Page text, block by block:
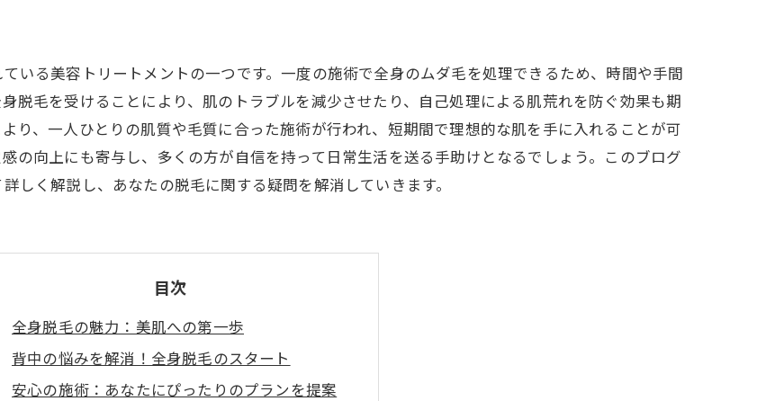
いる美容トリートメントの一つです。一度の施術で全身のムダ毛を処理できるため、時間や手間
脱毛を受けることにより、肌のトラブルを減少させたり、自己処理による肌荒れを防ぐ効果も期
り、一人ひとりの肌質や毛質に合った施術が行われ、短期間で理想的な肌を手に入れることが可
の向上にも寄与し、多くの方が自信を持って日常生活を送る手助けとなるでしょう。このブログ
しく解説し、あなたの脱毛に関する疑問を解消していきます。
目次
全身脱毛の魅力：美肌への第一歩
背中の悩みを解消！全身脱毛のスタート
安心の施術：あなたにぴったりのプランを提案